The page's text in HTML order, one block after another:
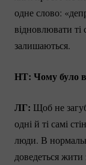
одне слово:
відновлювати ті
залишаються.
НТ: Чому було
ЛГ: Щоб не
одні й ті самі
люди. В
доведеться